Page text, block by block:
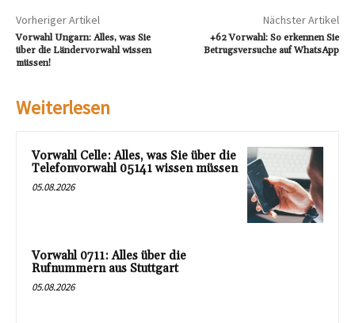
Vorheriger Artikel
Vorwahl Ungarn: Alles, was Sie
über die Ländervorwahl wissen
müssen!
Nächster Artikel
+62 Vorwahl: So erkennen Sie
Betrugsversuche auf WhatsApp
Weiterlesen
Vorwahl Celle: Alles, was Sie über die
Telefonvorwahl 05141 wissen müssen
05.08.2026
Vorwahl 0711: Alles über die
Rufnummern aus Stuttgart
05.08.2026